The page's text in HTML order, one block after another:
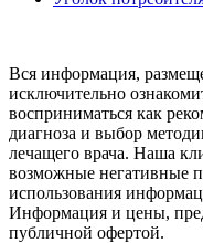
Вся информация,
исключительно
восприниматься как
диагноза и выбор
лечащего врача. Наша
возможные негативные
использования
Информация и цены,
публичной офертой.